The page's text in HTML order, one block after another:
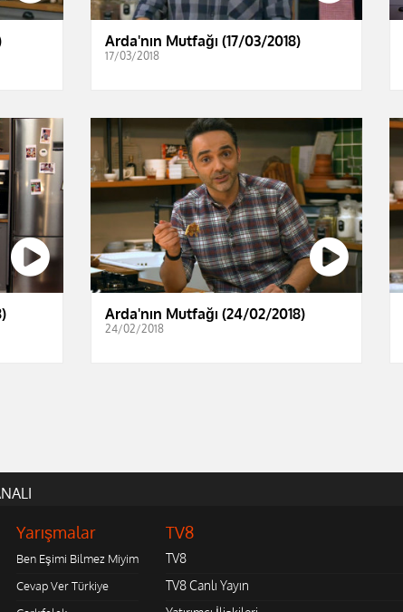
Arda'nın Mutfağı (17/03/2018)
17/03/2018
Arda'nın Mutfağı (24/02/2018)
24/02/2018
Yarışmalar
Ben Eşimi Bilmez Miyim
Cevap Ver Türkiye
TV8
TV8
TV8 Canlı Yayın